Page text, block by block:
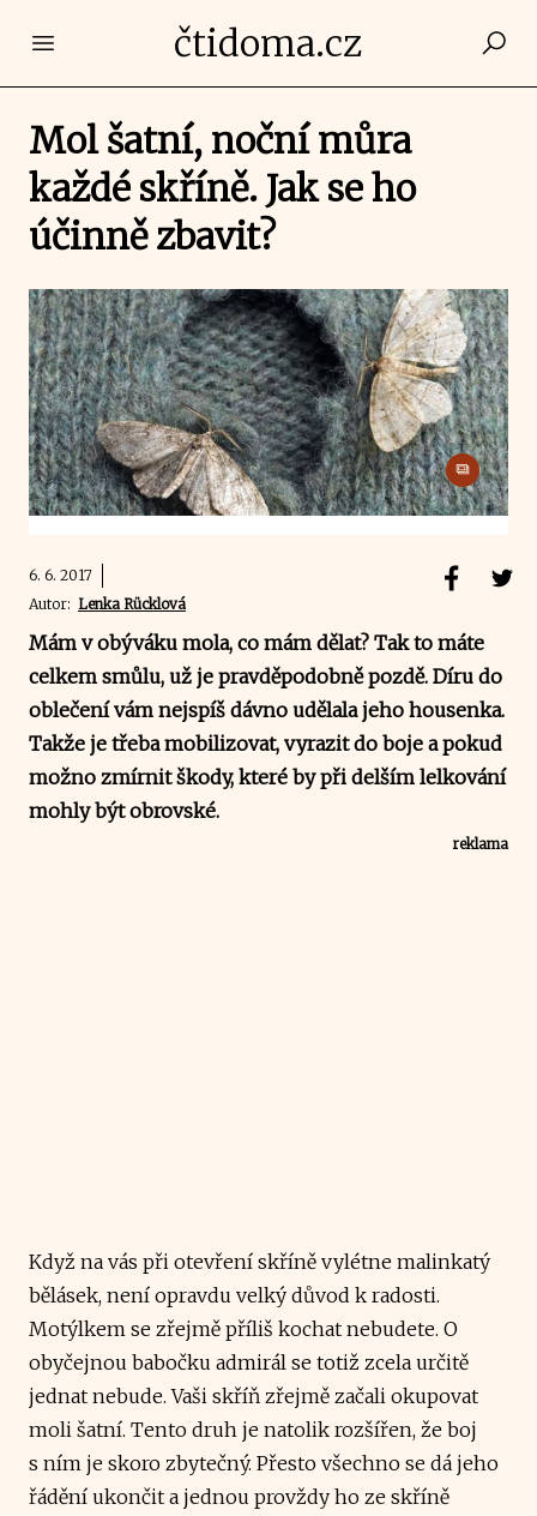
Open main menučtidoma.cz
Mol šatní, noční můra
každé skříně. Jak se ho
účinně zbavit?
6. 6. 2017
Autor: Lenka Rücklová
Mám v obýváku mola, co mám dělat? Tak to máte
celkem smůlu, už je pravděpodobně pozdě. Díru do
oblečení vám nejspíš dávno udělala jeho housenka.
Takže je třeba mobilizovat, vyrazit do boje a pokud
možno zmírnit škody, které by při delším lelkování
mohly být obrovské.
reklama
Když na vás při otevření skříně vylétne malinkatý
bělásek, není opravdu velký důvod k radosti.
Motýlkem se zřejmě příliš kochat nebudete. O
obyčejnou babočku admirál se totiž zcela určitě
jednat nebude. Vaši skříň zřejmě začali okupovat
moli šatní. Tento druh je natolik rozšířen, že boj
s ním je skoro zbytečný. Přesto všechno se dá jeho
řádění ukončit a jednou provždy ho ze skříně